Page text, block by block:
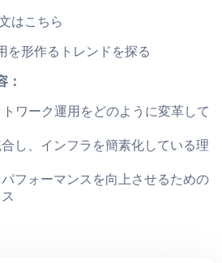
はこちら
を形作るトレンドを探る
：
ワーク運用をどのように変革して
し、インフラを簡素化している理
フォーマンスを向上させるための